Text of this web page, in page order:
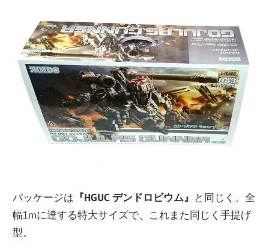
パッケージは 『HGUC デンドロビウム』 と同じく、全
幅1mに達する特大サイズで、これまた同じく手提げ
型。